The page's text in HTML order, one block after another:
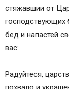
Кондак 13
стяжавшии от
господствующих
бед и напастей
вас:
Радуйтеся,